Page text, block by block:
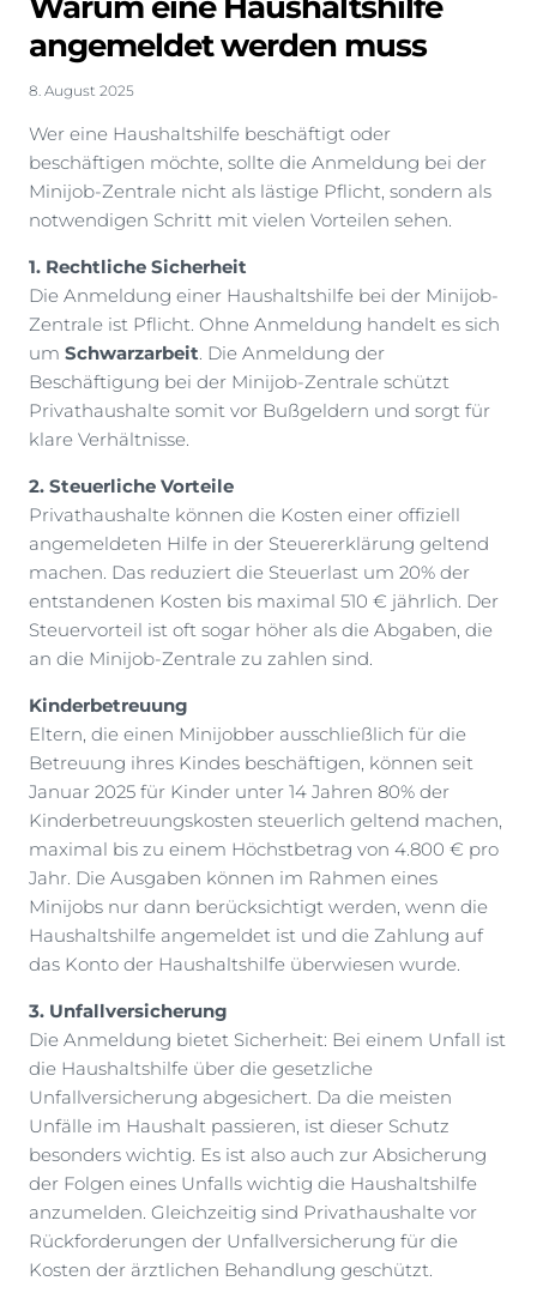
angemeldet werden muss
8. August 2025
Wer eine Haushaltshilfe beschäftigt oder
beschäftigen möchte, sollte die Anmeldung bei der
Minijob-Zentrale nicht als lästige Pflicht, sondern als
notwendigen Schritt mit vielen Vorteilen sehen.
1. Rechtliche Sicherheit
Die Anmeldung einer Haushaltshilfe bei der Minijob-
Zentrale ist Pflicht. Ohne Anmeldung handelt es sich
um Schwarzarbeit. Die Anmeldung der
Beschäftigung bei der Minijob-Zentrale schützt
Privathaushalte somit vor Bußgeldern und sorgt für
klare Verhältnisse.
2. Steuerliche Vorteile
Privathaushalte können die Kosten einer offiziell
angemeldeten Hilfe in der Steuererklärung geltend
machen. Das reduziert die Steuerlast um 20% der
entstandenen Kosten bis maximal 510 € jährlich. Der
Steuervorteil ist oft sogar höher als die Abgaben, die
an die Minijob-Zentrale zu zahlen sind.
Kinderbetreuung
Eltern, die einen Minijobber ausschließlich für die
Betreuung ihres Kindes beschäftigen, können seit
Januar 2025 für Kinder unter 14 Jahren 80% der
Kinderbetreuungskosten steuerlich geltend machen,
maximal bis zu einem Höchstbetrag von 4.800 € pro
Jahr. Die Ausgaben können im Rahmen eines
Minijobs nur dann berücksichtigt werden, wenn die
Haushaltshilfe angemeldet ist und die Zahlung auf
das Konto der Haushaltshilfe überwiesen wurde.
3. Unfallversicherung
Die Anmeldung bietet Sicherheit: Bei einem Unfall ist
die Haushaltshilfe über die gesetzliche
Unfallversicherung abgesichert. Da die meisten
Unfälle im Haushalt passieren, ist dieser Schutz
besonders wichtig. Es ist also auch zur Absicherung
der Folgen eines Unfalls wichtig die Haushaltshilfe
anzumelden. Gleichzeitig sind Privathaushalte vor
Rückforderungen der Unfallversicherung für die
Kosten der ärztlichen Behandlung geschützt.